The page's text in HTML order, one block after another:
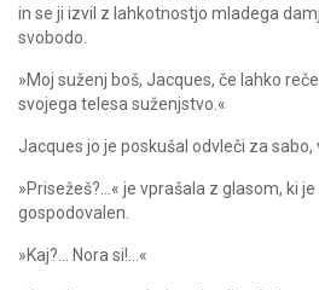
in se ji izvil z lahkotnostjo mladega
svobodo.
»Moj suženj boš, Jacques, če lahko
svojega telesa suženjstvo.«
Jacques jo je poskušal odvleči za sabo,
»Prisežeš?…« je vprašala z glasom, ki
gospodovalen.
»Kaj?… Nora si!…«